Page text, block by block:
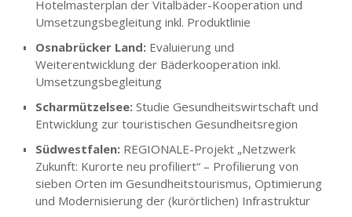
Hotelmasterplan der Vitalbäder-Kooperation und
Umsetzungsbegleitung inkl. Produktlinie
Osnabrücker Land: Evaluierung und
Weiterentwicklung der Bäderkooperation inkl.
Umsetzungsbegleitung
Scharmützelsee: Studie Gesundheitswirtschaft und
Entwicklung zur touristischen Gesundheitsregion
Südwestfalen: REGIONALE-Projekt „Netzwerk
Zukunft: Kurorte neu profiliert“ – Profilierung von
sieben Orten im Gesundheitstourismus, Optimierung
und Modernisierung der (kurörtlichen) Infrastruktur